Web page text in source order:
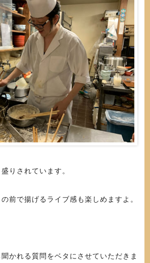
りされています。
前で揚げるライブ感も楽しめますよ。
かれる質問をベタにさせていただきま